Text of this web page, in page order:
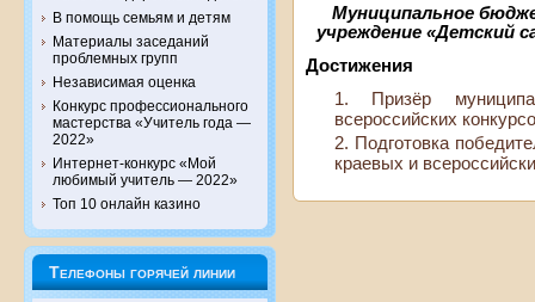
В помощь семьям и детям
Материалы заседаний
проблемных групп
Независимая оценка
Конкурс профессионального
мастерства «Учитель года —
2022»
Интернет-конкурс «Мой
любимый учитель — 2022»
Топ 10 онлайн казино
Телефоны горячей линии
Муниципальное
учреждение «Детский
Достижения
Призёр
всероссийских
Подготовка
краевых и